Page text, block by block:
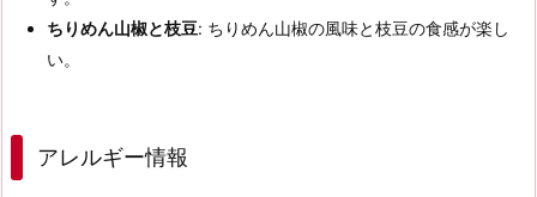
ちりめん山椒と枝豆: ちりめん山椒の風味と枝豆の食感が楽し
い。
アレルギー情報